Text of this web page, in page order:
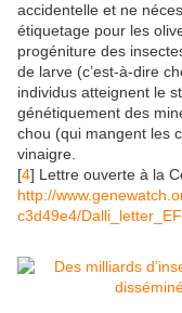
accidentelle et ne
étiquetage pour les
progéniture des
de larve (c’est-à-dire
individus atteignent le
génétiquement des
chou (qui mangent les
vinaigre.
[4] Lettre ouverte à la
http://
c3d49e4/